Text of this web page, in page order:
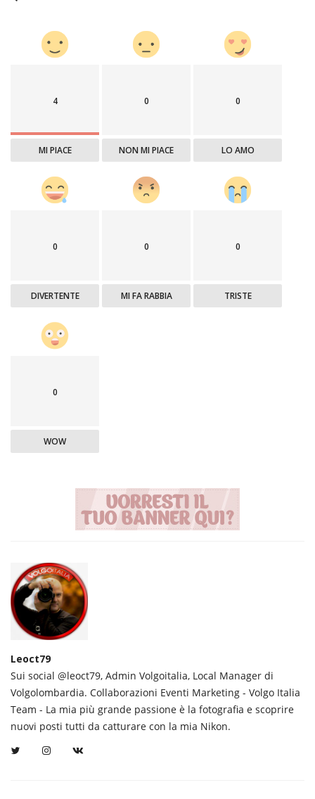
4
MI PIACE
0
NON MI PIACE
0
LO AMO
0
DIVERTENTE
0
MI FA RABBIA
0
TRISTE
0
WOW
Leoct79
Sui social @leoct79, Admin Volgoitalia, Local Manager di
Volgolombardia. Collaborazioni Eventi Marketing - Volgo Italia
Team - La mia più grande passione è la fotografia e scoprire
nuovi posti tutti da catturare con la mia Nikon.